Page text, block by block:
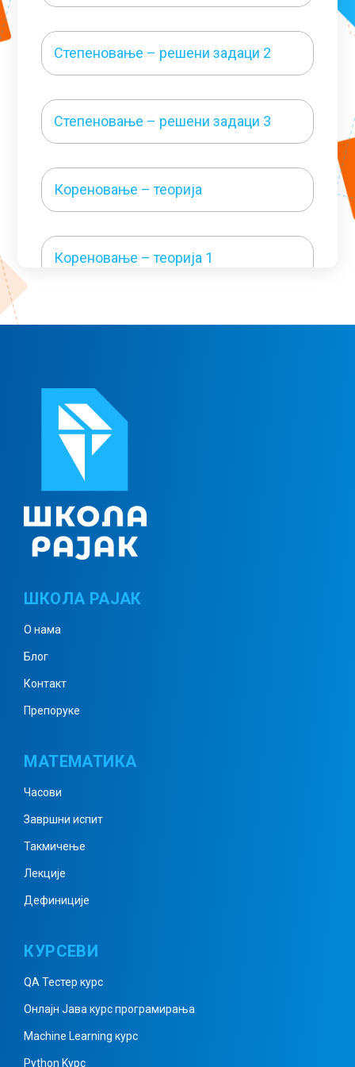
Степеновање – решени задаци 2
Степеновање – решени задаци 3
Кореновање – теорија
Кореновање – теорија 1
Кореновање – решени задаци 1
Кореновање – решени задаци 2
Кореновање – решени задаци 3
Комплексни бројеви 1
Комплексни бројеви 2
Комплексни бројеви 6
Квадратне једначине – решења
ШКОЛА РАЈАК
О нама
Блог
Контакт
Препоруке
МАТЕМАТИКА
Часови
Завршни испит
Такмичење
Лекције
Дефиниције
КУРСЕВИ
QA Тестер курс
Онлајн Јава курс програмирања
Machine Learning курс
Python Kурс